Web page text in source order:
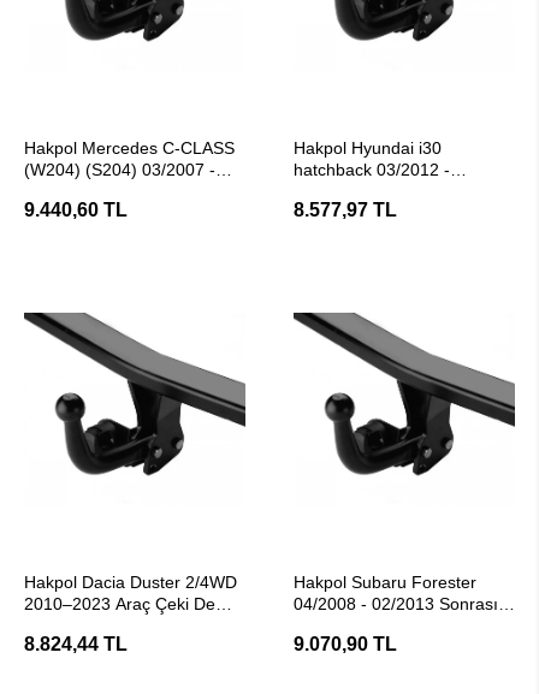
Hakpol Mercedes C-CLASS
(W204) (S204) 03/2007 -
9.440,60 TL
Hakpol Hyundai i30
hatchback 03/2012 -
Belgeli)
8.577,97 TL
Hakpol Dacia Duster 2/4WD
2010–2023 Araç Çeki Demiri
8.824,44 TL
Hakpol Subaru Forester
04/2008 - 02/2013 Sonrası
9.070,90 TL